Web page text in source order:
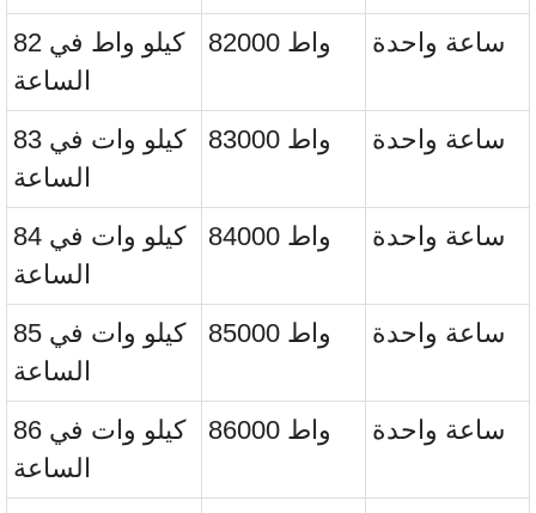
82 كيلو واط في
الساعة
82000 واط ساعة واحدة
83 كيلو وات في
الساعة
83000 واط ساعة واحدة
84 كيلو وات في
الساعة
84000 واط ساعة واحدة
85 كيلو وات في
الساعة
85000 واط ساعة واحدة
86 كيلو وات في
الساعة
86000 واط ساعة واحدة